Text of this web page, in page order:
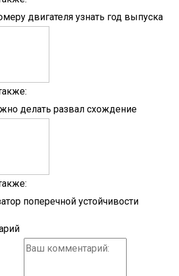
двигателя узнать год выпуска
делать развал схождение
поперечной устойчивости